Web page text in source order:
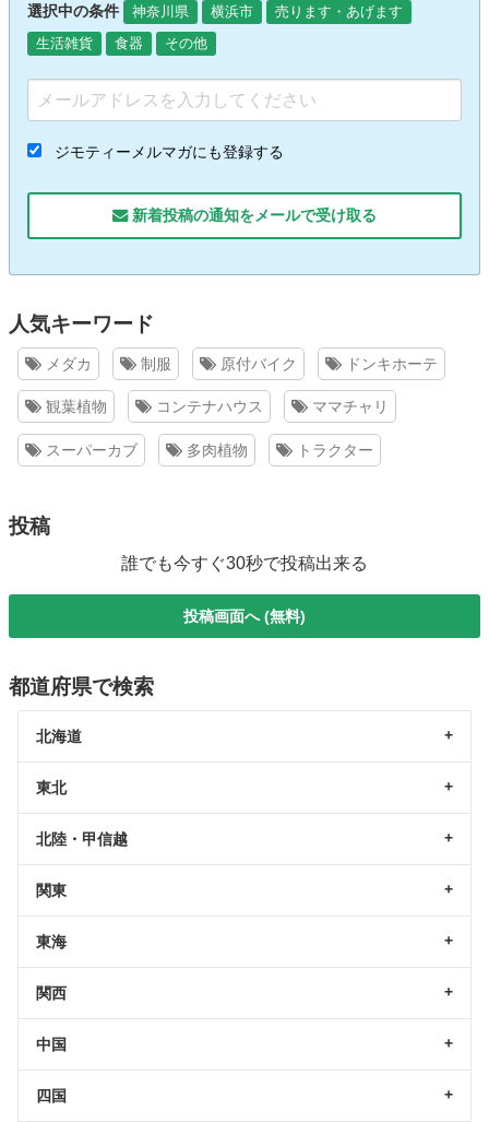
選択中の条件 神奈川県 横浜市
売ります・あげます
生活雑貨
食器 その他
ジモティーメルマガにも登録する
新着投稿の通知をメールで受け取る
人気キーワード
メダカ 制服 原付バイク ドンキホーテ
観葉植物 コンテナハウス ママチャリ
スーパーカブ 多肉植物 トラクター
投稿
誰でも今すぐ30秒で投稿出来る
投稿画面へ (無料)
都道府県で検索
北海道
東北
北陸・甲信越
関東
東海
関西
中国
四国